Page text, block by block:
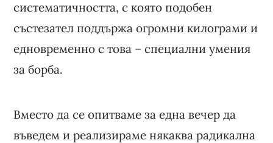
систематичността, с която подобен
състезател поддържа огромни килограми и
едновременно с това – специални умения
за борба.
Вместо да се опитваме за една вечер да
въведем и реализираме някаква радикална